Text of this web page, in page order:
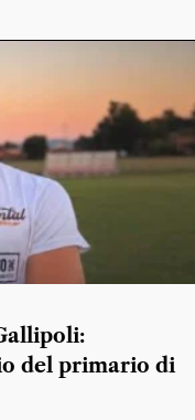
del primario di